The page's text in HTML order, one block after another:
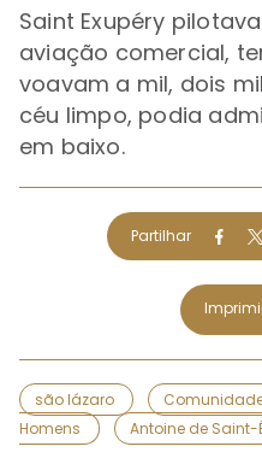
Saint Exupéry
aviação comercial,
voavam a mil, dois
céu limpo, podia
em baixo.
Partilhar
são lázaro
Homens
Antoine de Saint-